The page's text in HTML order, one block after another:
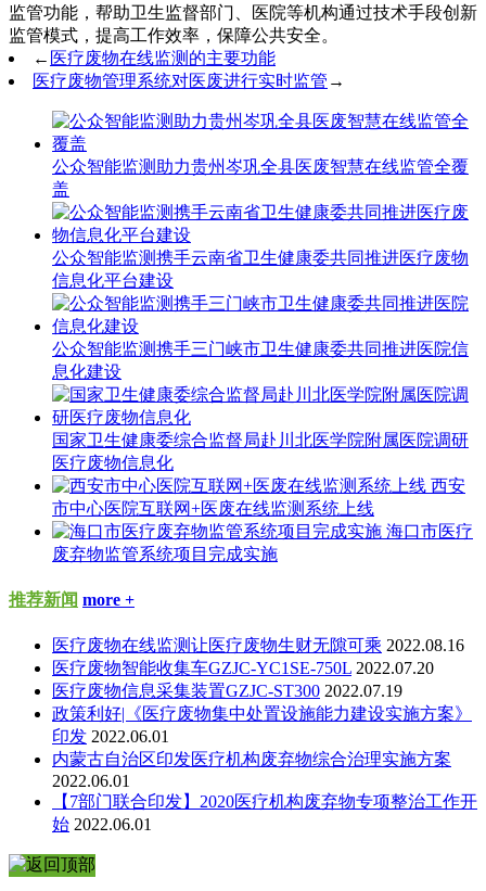
监管功能，帮助卫生监督部门、医院等机构通过技术手段创新
监管模式，提高工作效率，保障公共安全。
← 医疗废物在线监测的主要功能
医疗废物管理系统对医废进行实时监管 →
公众智能监测助力贵州岑巩全县医废智慧在线监管全覆
盖
公众智能监测携手云南省卫生健康委共同推进医疗废物
信息化平台建设
公众智能监测携手三门峡市卫生健康委共同推进医院信
息化建设
国家卫生健康委综合监督局赴川北医学院附属医院调研
医疗废物信息化
西安
市中心医院互联网+医废在线监测系统上线
海口市医疗
废弃物监管系统项目完成实施
推荐新闻 more +
医疗废物在线监测让医疗废物生财无隙可乘 2022.08.16
医疗废物智能收集车GZJC-YC1SE-750L 2022.07.20
医疗废物信息采集装置GZJC-ST300 2022.07.19
政策利好|《医疗废物集中处置设施能力建设实施方案》
印发 2022.06.01
内蒙古自治区印发医疗机构废弃物综合治理实施方案
2022.06.01
【7部门联合印发】2020医疗机构废弃物专项整治工作开
始 2022.06.01